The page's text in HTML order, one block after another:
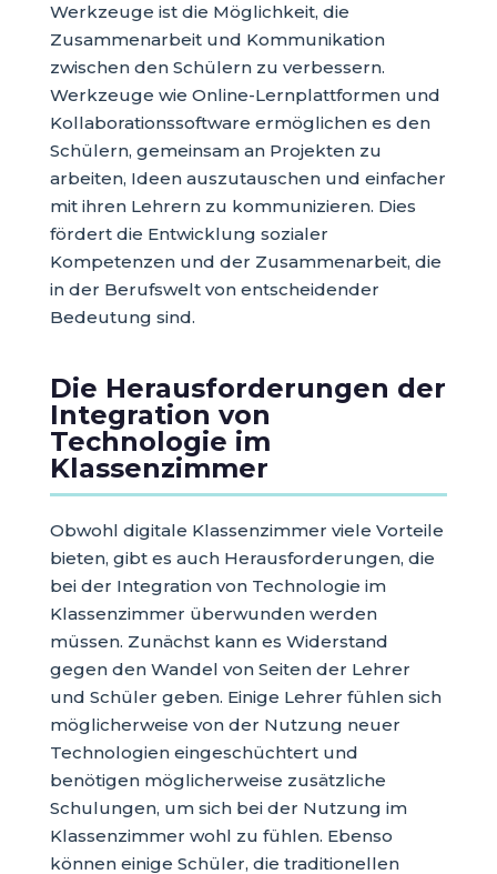
Werkzeuge ist die Möglichkeit, die
Zusammenarbeit und Kommunikation
zwischen den Schülern zu verbessern.
Werkzeuge wie Online-Lernplattformen und
Kollaborationssoftware ermöglichen es den
Schülern, gemeinsam an Projekten zu
arbeiten, Ideen auszutauschen und einfacher
mit ihren Lehrern zu kommunizieren. Dies
fördert die Entwicklung sozialer
Kompetenzen und der Zusammenarbeit, die
in der Berufswelt von entscheidender
Bedeutung sind.
Die Herausforderungen der
Integration von
Technologie im
Klassenzimmer
Obwohl digitale Klassenzimmer viele Vorteile
bieten, gibt es auch Herausforderungen, die
bei der Integration von Technologie im
Klassenzimmer überwunden werden
müssen. Zunächst kann es Widerstand
gegen den Wandel von Seiten der Lehrer
und Schüler geben. Einige Lehrer fühlen sich
möglicherweise von der Nutzung neuer
Technologien eingeschüchtert und
benötigen möglicherweise zusätzliche
Schulungen, um sich bei der Nutzung im
Klassenzimmer wohl zu fühlen. Ebenso
können einige Schüler, die traditionellen